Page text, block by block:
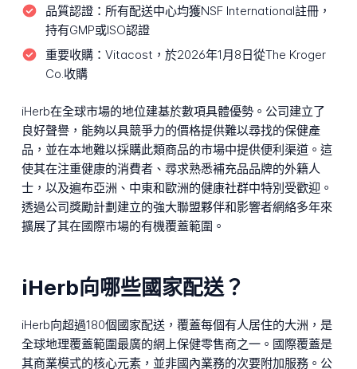
品質認證： 所有配送中心均獲NSF International註冊，
持有GMP或ISO認證
重要收購： Vitacost，於2026年1月8日從The Kroger
Co.收購
iHerb在全球市場的地位建基於數項具體優勢。公司建立了
良好聲譽，能夠以具競爭力的價格提供難以尋找的保健產
品，並在本地難以採購此類商品的市場中提供便利渠道。這
使其在注重健康的消費者、尋求熟悉補充品品牌的外籍人
士，以及遍布亞洲、中東和歐洲的健康社群中特別受歡迎。
透過公司獎勵計劃建立的強大聯盟夥伴和影響者網絡多年來
擴展了其在國際市場的有機覆蓋範圍。
iHerb向哪些國家配送？
iHerb向超過180個國家配送，覆蓋每個有人居住的大洲，是
全球地理覆蓋範圍最廣的網上保健零售商之一。國際覆蓋是
其商業模式的核心元素，並非國內業務的次要附加服務。公